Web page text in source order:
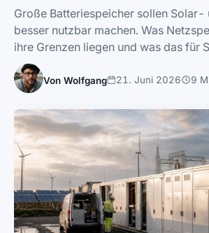
Große Batteriespeicher sollen Solar-
besser nutzbar machen. Was
ihre Grenzen liegen und was das für
Von Wolfgang 21. Juni 2026 9